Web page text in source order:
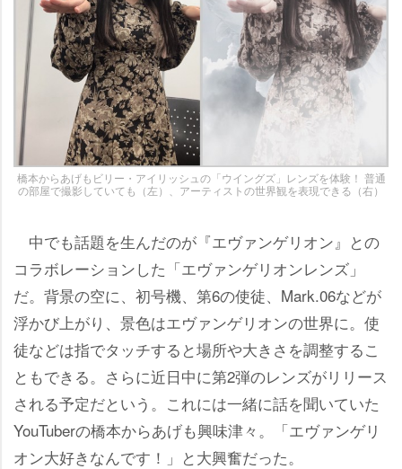
橋本からあげもビリー・アイリッシュの「ウイングズ」レンズを体験！ 普通
の部屋で撮影していても（左）、アーティストの世界観を表現できる（右）
中でも話題を生んだのが『エヴァンゲリオン』との
コラボレーションした「エヴァンゲリオンレンズ」
だ。背景の空に、初号機、第6の使徒、Mark.06などが
浮かび上がり、景色はエヴァンゲリオンの世界に。使
徒などは指でタッチすると場所や大きさを調整するこ
ともできる。さらに近日中に第2弾のレンズがリリース
される予定だという。これには一緒に話を聞いていた
YouTuberの橋本からあげも興味津々。「エヴァンゲリ
オン大好きなんです！」と大興奮だった。